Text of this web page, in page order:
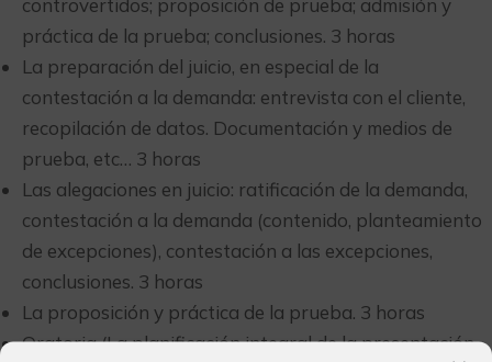
controvertidos; proposición de prueba; admisión y
práctica de la prueba; conclusiones. 3 horas
La preparación del juicio, en especial de la
contestación a la demanda: entrevista con el cliente,
recopilación de datos. Documentación y medios de
prueba, etc… 3 horas
Las alegaciones en juicio: ratificación de la demanda,
contestación a la demanda (contenido, planteamiento
de excepciones), contestación a las excepciones,
conclusiones. 3 horas
La proposición y práctica de la prueba. 3 horas
Oratoria (La planificación integral de la presentación